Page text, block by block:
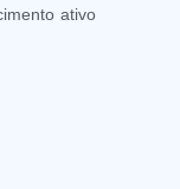
ativo